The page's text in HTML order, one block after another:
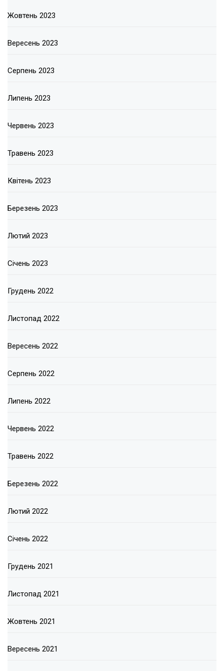
Жовтень 2023
Вересень 2023
Серпень 2023
Липень 2023
Червень 2023
Травень 2023
Квітень 2023
Березень 2023
Лютий 2023
Січень 2023
Грудень 2022
Листопад 2022
Вересень 2022
Серпень 2022
Липень 2022
Червень 2022
Травень 2022
Березень 2022
Лютий 2022
Січень 2022
Грудень 2021
Листопад 2021
Жовтень 2021
Вересень 2021